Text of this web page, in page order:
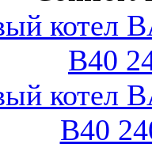
котел
B40
котел
B40